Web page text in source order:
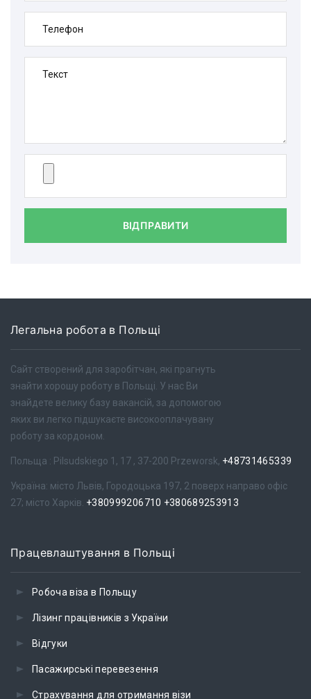
Телефон
Текст
ВІДПРАВИТИ
Легальна робота в Польщі
Сайт створений для заробітчан, які прагнуть
знайти хорошу роботу в Польщі. У нас Ви
знайдете велику базу вакансій, за допомогою
яких ви легко підшукаєте високооплачувану
роботу за кордоном.
Польща : Pilsudskiego 1, 17 , 37-200 Przeworsk, +48731465339
Україна: місто Львів, Городоцька 197, 2 поверх направо офіс
27; місто Харків. +380999206710 +380689253913
Працевлаштування в Польщі
Робоча віза в Польщу
Лізинг працівників з України
Відгуки
Пасажирські перевезення
Страхування для отримання візи